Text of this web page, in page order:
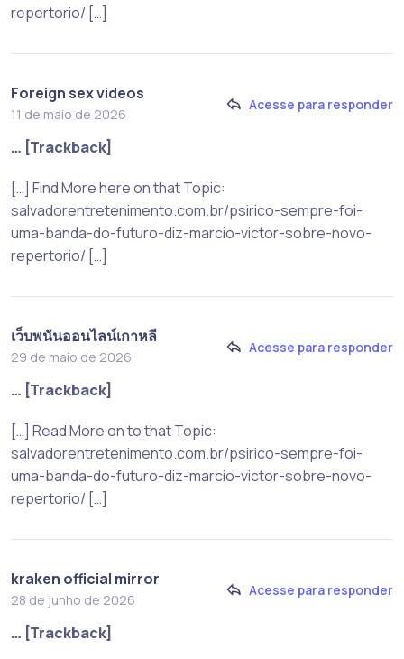
repertorio/ […]
Foreign sex videos
11 de maio de 2026
Acesse para responder
… [Trackback]
[…] Find More here on that Topic:
salvadorentretenimento.com.br/psirico-sempre-foi-
uma-banda-do-futuro-diz-marcio-victor-sobre-novo-
repertorio/ […]
เว็บพนันออนไลน์เกาหลี
29 de maio de 2026
Acesse para responder
… [Trackback]
[…] Read More on to that Topic:
salvadorentretenimento.com.br/psirico-sempre-foi-
uma-banda-do-futuro-diz-marcio-victor-sobre-novo-
repertorio/ […]
kraken official mirror
28 de junho de 2026
Acesse para responder
… [Trackback]